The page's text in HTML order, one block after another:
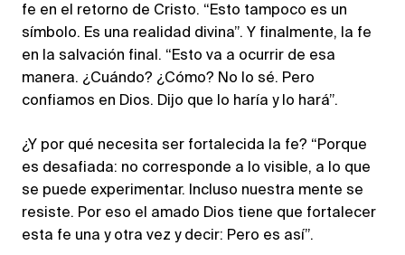
fe en el retorno de Cristo. “Esto tampoco es un
símbolo. Es una realidad divina”. Y finalmente, la fe
en la salvación final. “Esto va a ocurrir de esa
manera. ¿Cuándo? ¿Cómo? No lo sé. Pero
confiamos en Dios. Dijo que lo haría y lo hará”.
¿Y por qué necesita ser fortalecida la fe? “Porque
es desafiada: no corresponde a lo visible, a lo que
se puede experimentar. Incluso nuestra mente se
resiste. Por eso el amado Dios tiene que fortalecer
esta fe una y otra vez y decir: Pero es así”.